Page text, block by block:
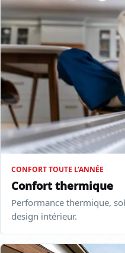
CONFORT TOUTE L’ANNÉE
Confort thermique
Performance thermique,
design intérieur.